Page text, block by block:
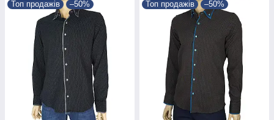
Топ продажів –50% Топ продажів –50%